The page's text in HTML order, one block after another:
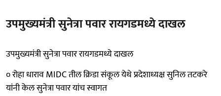
उपमुख्यमंत्री सुनेत्रा पवार रायगडमध्ये दाखल
उपमुख्यमंत्री सुनेत्रा पवार रायगडमध्ये दाखल
० रोहा धाराव MIDC तील क्रिडा संकूल येथे प्रदेशाध्यक्ष सुनिल तटकरे
यांनी केल सुनेत्रा पवार यांच स्वागत